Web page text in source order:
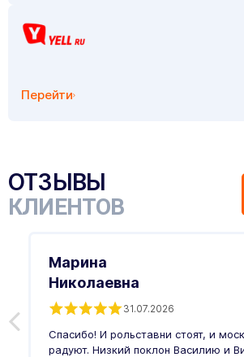
Перейти
ОТЗЫВЫ
КЛИЕНТОВ
Марина
Николаевна
31.07.2026
Спасибо! И рольставни стоят, и
радуют. Низкий поклон Василию и